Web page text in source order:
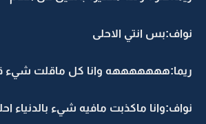
نواف:بس انتي الاحلى
ريما:هههههههه وانا كل ماقلت شيء
نواف:وانا ماكذبت مافيه شيء بالدنياء